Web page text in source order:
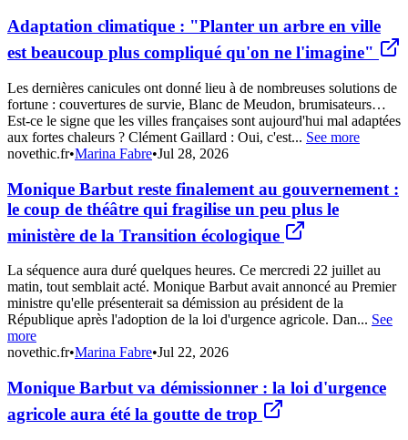
Adaptation climatique : "Planter un arbre en ville
est beaucoup plus compliqué qu'on ne l'imagine"
Les dernières canicules ont donné lieu à de nombreuses solutions de
fortune : couvertures de survie, Blanc de Meudon, brumisateurs…
Est-ce le signe que les villes françaises sont aujourd'hui mal adaptées
aux fortes chaleurs ? Clément Gaillard : Oui, c'est... See more
novethic.fr•Marina Fabre•Jul 28, 2026
Monique Barbut reste finalement au gouvernement :
le coup de théâtre qui fragilise un peu plus le
ministère de la Transition écologique
La séquence aura duré quelques heures. Ce mercredi 22 juillet au
matin, tout semblait acté. Monique Barbut avait annoncé au Premier
ministre qu'elle présenterait sa démission au président de la
République après l'adoption de la loi d'urgence agricole. Dan... See
more
novethic.fr•Marina Fabre•Jul 22, 2026
Monique Barbut va démissionner : la loi d'urgence
agricole aura été la goutte de trop